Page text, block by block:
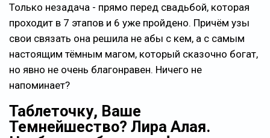
Только незадача - прямо перед свадьбой, которая
проходит в 7 этапов и 6 уже пройдено. Причём узы
свои связать она решила не абы с кем, а с самым
настоящим тёмным магом, который сказочно богат,
но явно не очень благонравен. Ничего не
напоминает?
Таблеточку, Ваше
Темнейшество? Лира Алая.